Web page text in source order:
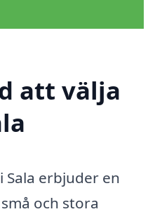
att välja
Sala erbjuder en
och stora